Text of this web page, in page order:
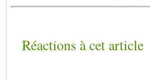
Réactions à cet article